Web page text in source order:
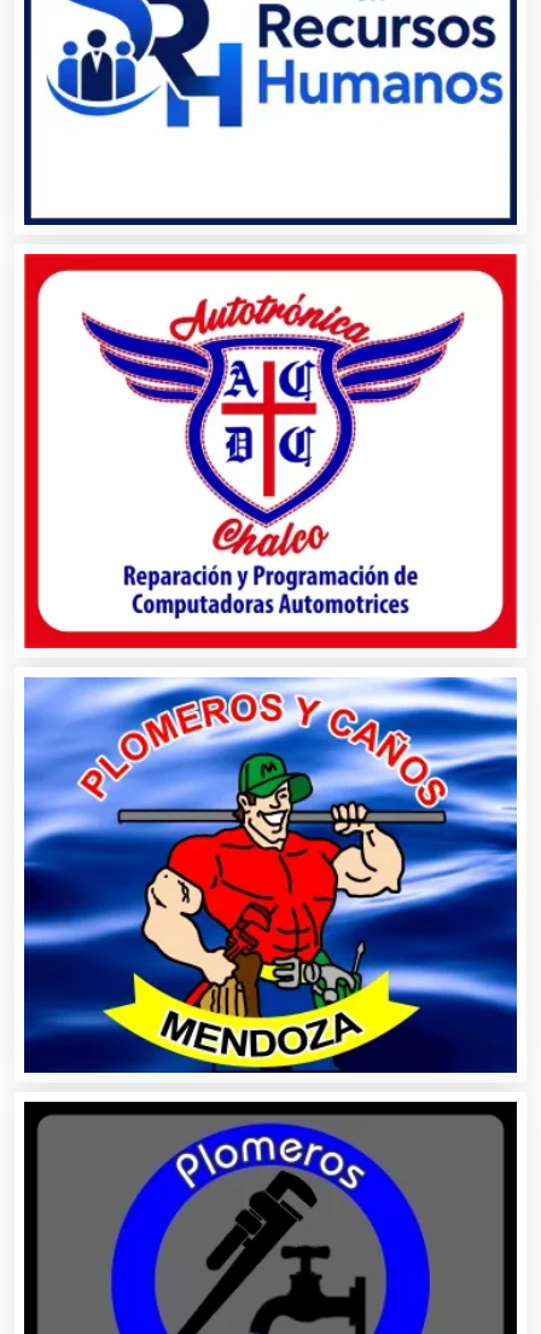
Artículos para el Hogar
Artículos Personales
Artículos Publicitarios
Aseguradoras
Asesores Técnicos
Asesoría Fiscal
Asilos
Asociaciones Civiles
Asociaciones Empresariales
Audio, Sonido e Iluminación
Audios para Eventos
Autobuses
Automatización